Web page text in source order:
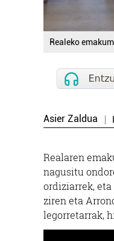
Realeko
Asier Zaldua
Realaren
nagusitu
ordiziarrek,
ziren eta
legorretarrak,